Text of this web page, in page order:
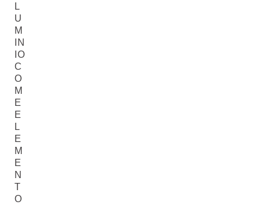
L
U
M
IN
IO
C
O
M
E
E
L
E
M
E
N
T
O